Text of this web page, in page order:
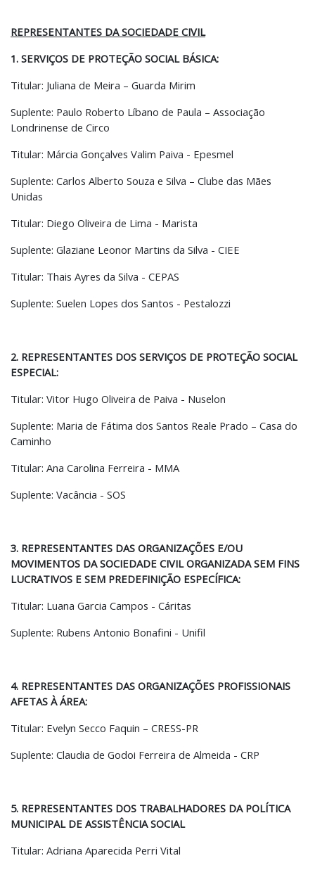
REPRESENTANTES DA SOCIEDADE CIVIL
1. SERVIÇOS DE PROTEÇÃO SOCIAL BÁSICA:
Titular: Juliana de Meira – Guarda Mirim
Suplente: Paulo Roberto Líbano de Paula – Associação
Londrinense de Circo
Titular: Márcia Gonçalves Valim Paiva - Epesmel
Suplente: Carlos Alberto Souza e Silva – Clube das Mães
Unidas
Titular: Diego Oliveira de Lima - Marista
Suplente: Glaziane Leonor Martins da Silva - CIEE
Titular: Thais Ayres da Silva - CEPAS
Suplente: Suelen Lopes dos Santos - Pestalozzi
2. REPRESENTANTES DOS SERVIÇOS DE PROTEÇÃO SOCIAL
ESPECIAL:
Titular: Vitor Hugo Oliveira de Paiva - Nuselon
Suplente: Maria de Fátima dos Santos Reale Prado – Casa do
Caminho
Titular: Ana Carolina Ferreira - MMA
Suplente: Vacância - SOS
3. REPRESENTANTES DAS ORGANIZAÇÕES E/OU
MOVIMENTOS DA SOCIEDADE CIVIL ORGANIZADA SEM FINS
LUCRATIVOS E SEM PREDEFINIÇÃO ESPECÍFICA:
Titular: Luana Garcia Campos - Cáritas
Suplente: Rubens Antonio Bonafini - Unifil
4. REPRESENTANTES DAS ORGANIZAÇÕES PROFISSIONAIS
AFETAS À ÁREA:
Titular: Evelyn Secco Faquin – CRESS-PR
Suplente: Claudia de Godoi Ferreira de Almeida - CRP
5. REPRESENTANTES DOS TRABALHADORES DA POLÍTICA
MUNICIPAL DE ASSISTÊNCIA SOCIAL
Titular: Adriana Aparecida Perri Vital